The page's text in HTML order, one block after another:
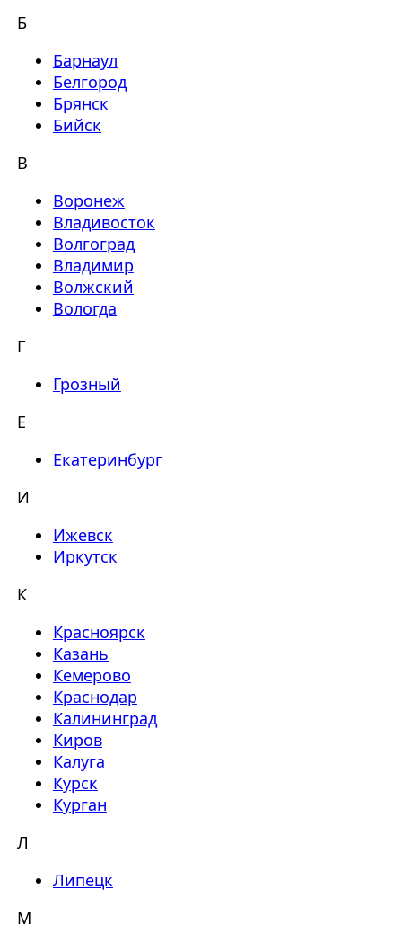
Б
Барнаул
Белгород
Брянск
Бийск
В
Воронеж
Владивосток
Волгоград
Владимир
Волжский
Вологда
Г
Грозный
Е
Екатеринбург
И
Ижевск
Иркутск
К
Красноярск
Казань
Кемерово
Краснодар
Калининград
Киров
Калуга
Курск
Курган
Л
Липецк
М